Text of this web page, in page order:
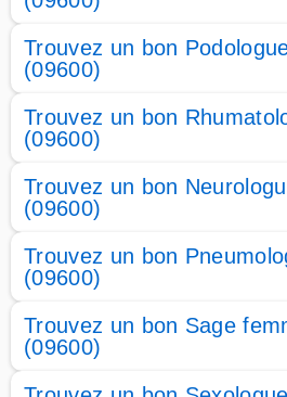
Trouvez un bon
(09600)
Trouvez un bon
(09600)
Trouvez un bon
(09600)
Trouvez un bon
(09600)
Trouvez un bon Sage
(09600)